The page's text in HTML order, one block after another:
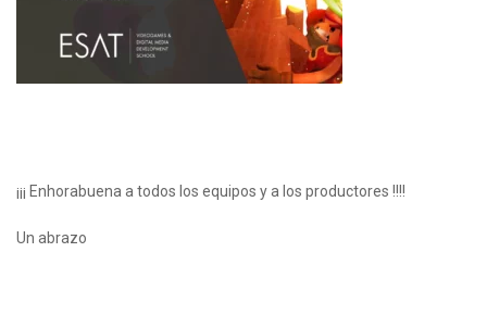
¡¡¡ Enhorabuena a todos los equipos y a los productores !!!!
Un abrazo